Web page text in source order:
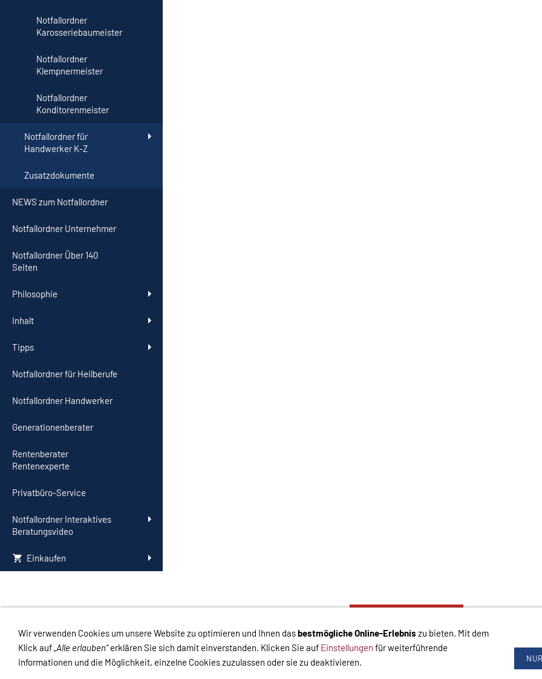
Notfallordner
Karosseriebaumeister
Notfallordner
Klempnermeister
Notfallordner
Konditorenmeister
Notfallordner für
Handwerker K-Z
Zusatzdokumente
NEWS zum Notfallordner
Notfallordner Unternehmer
Notfallordner Über 140
Seiten
Philosophie
Inhalt
Tipps
Notfallordner für Heilberufe
Notfallordner Handwerker
Generationenberater
Rentenberater
Rentenexperte
Privatbüro-Service
Notfallordner Interaktives
Beratungsvideo
Einkaufen
Links KontaktImpressum DatenschutzAGBHaftungsausschluss HilfeVersandWiderrufsrechtZahlungCookiesWiderrufsformular
Impressum-Datenschutzerklärung-Kontakt-Versand-Widerrufsrecht
Wir verwenden Cookies um unsere Website zu optimieren und Ihnen dasbestmögliche Online-Erlebnis zu bieten. Mit dem
Klick auf„Alle erlauben“erklären Sie sich damit einverstanden. Klicken Sie auf Einstellungen für weiterführende
Informationen und die Möglichkeit, einzelne Cookies zuzulassen oder sie zu deaktivieren.